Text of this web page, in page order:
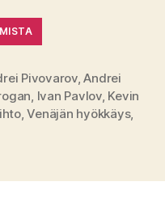
Pivovarov,Andrei
, Ivan Pavlov, Kevin
,Venäjän hyökkäys,